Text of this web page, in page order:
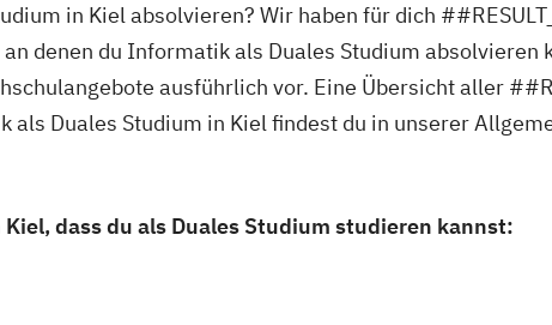
in Kiel absolvieren? Wir haben für dich
denen du Informatik als Duales Studium absolvieren
ausführlich vor. Eine Übersicht aller
Duales Studium in Kiel findest du in unserer
dass du als Duales Studium studieren kannst: